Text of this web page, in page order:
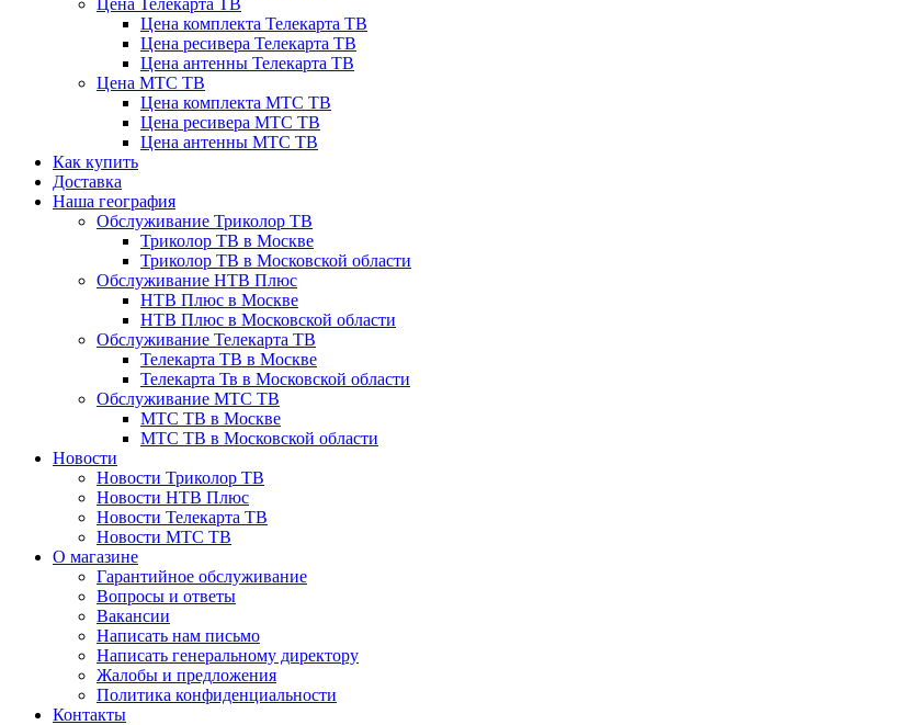
Цена Телекарта ТВ
Цена комплекта Телекарта ТВ
Цена ресивера Телекарта ТВ
Цена антенны Телекарта ТВ
Цена МТС ТВ
Цена комплекта МТС ТВ
Цена ресивера МТС ТВ
Цена антенны МТС ТВ
Как купить
Доставка
Наша география
Обслуживание Триколор ТВ
Триколор ТВ в Москве
Триколор ТВ в Московской области
Обслуживание НТВ Плюс
НТВ Плюс в Москве
НТВ Плюс в Московской области
Обслуживание Телекарта ТВ
Телекарта ТВ в Москве
Телекарта Тв в Московской области
Обслуживание МТС ТВ
МТС ТВ в Москве
МТС ТВ в Московской области
Новости
Новости Триколор ТВ
Новости НТВ Плюс
Новости Телекарта ТВ
Новости МТС ТВ
О магазине
Гарантийное обслуживание
Вопросы и ответы
Вакансии
Написать нам письмо
Написать генеральному директору
Жалобы и предложения
Политика конфиденциальности
Контакты